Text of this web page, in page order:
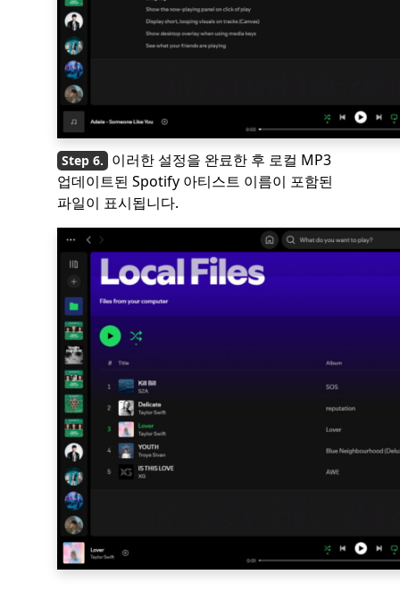
이러한 설정을 완료한 후 로컬 MP3
업데이트된 Spotify 아티스트 이름이 포함된
파일이 표시됩니다.